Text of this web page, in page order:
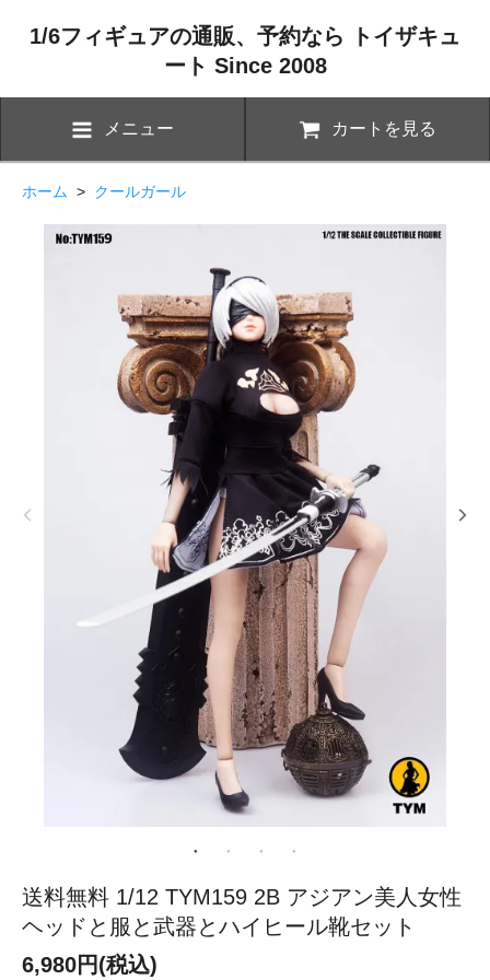
1/6フィギュアの通販、予約なら トイザキュ
ート Since 2008
メニュー カートを見る
ホーム > クールガール
送料無料 1/12 TYM159 2B アジアン美人女性
ヘッドと服と武器とハイヒール靴セット
6,980円(税込)